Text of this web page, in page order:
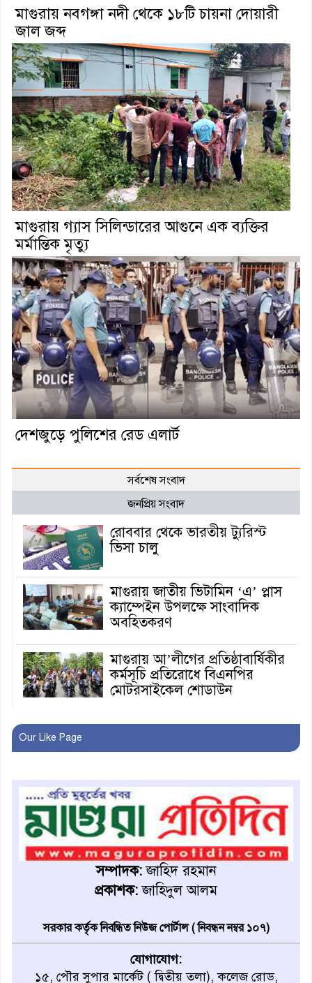
মাগুরায় নবগঙ্গা নদী থেকে ১৮টি চায়না দোয়ারী
জাল জব্দ
মাগুরায় গ্যাস সিলিন্ডারের আগুনে এক ব্যক্তির
মর্মান্তিক মৃত্যু
দেশজুড়ে পুলিশের রেড এলার্ট
সর্বশেষ সংবাদ
জনপ্রিয় সংবাদ
রোববার থেকে ভারতীয় ট্যুরিস্ট
ভিসা চালু
মাগুরায় জাতীয় ভিটামিন ‘এ’ প্লাস
ক্যাম্পেইন উপলক্ষে সাংবাদিক
অবহিতকরণ
মাগুরায় আ’লীগের প্রতিষ্ঠাবার্ষিকীর
কর্মসূচি প্রতিরোধে বিএনপির
মোটরসাইকেল শোডাউন
খুব শিঘ্রই কর্মস্থলে ফিরবেন
মহম্মদপুর থানার ওসিকে ক্লোজ
বাবার হাতে বিক্রি টুকটুকি পুলিশের
সহযোগিতায় ফিরলো মায়ের
কোলে
বিক্ষোভ-সিসি ক্যামেরা ফুটেজ
যাচাইয়ের দাবি অভিযুক্ত শিক্ষকের
Our Like Page
সম্পাদক:জাহিদ রহমান
প্রকাশক:জাহিদুল আলম
সরকার কর্তৃক নিবন্ধিত নিউজ পোর্টাল ( নিবন্ধন নম্বর ১০৭)
যোগাযোগ:
১৫, পৌর সুপার মার্কেট ( দ্বিতীয় তলা), কলেজ রোড,